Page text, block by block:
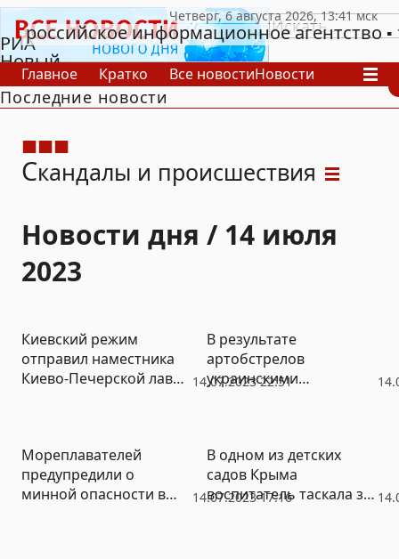
РИА
Новый
День
российское информационное агентство
Главное Кратко Все новостиНовости
В России
В мире
Последние новости
Скандалы и происшествия
Новости дня / 14 июля
2023
14.07.2023 22:51
Киевский режим
отправил наместника
Киево-Печерской лавры
В результате
артобстрелов
украинскими
14.07.2023 17:16
Мореплавателей
предупредили о
минной опасности в
В одном из детских
садов Крыма
воспитатель таскала за